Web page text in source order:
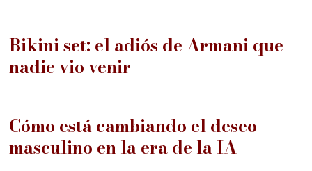
Bikini set: el adiós de Armani que
nadie vio venir
Cómo está cambiando el deseo
masculino en la era de la IA